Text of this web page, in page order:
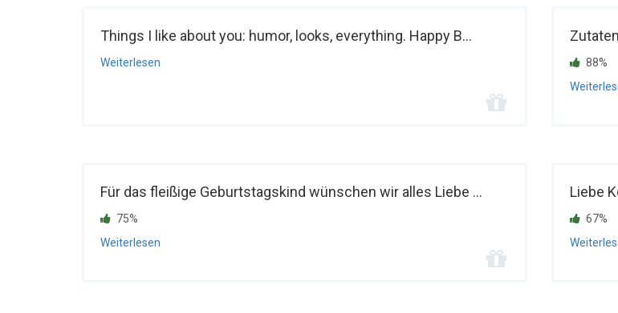
Things I like about you: humor, looks, everything. Happy B...
Weiterlesen
88%
Für das fleißige Geburtstagskind wünschen wir alles Liebe ...
75%
Weiterlesen
Liebe
67%